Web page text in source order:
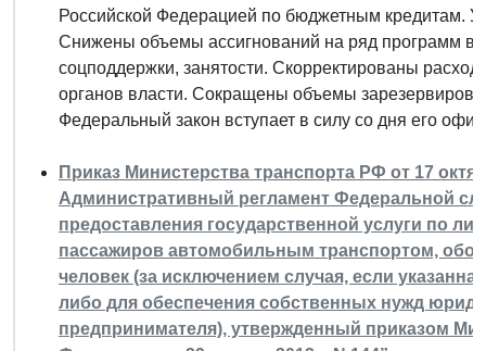
Российской Федерацией по бюджетным кредитам.
Снижены объемы ассигнований на ряд программ в
соцподдержки, занятости. Скорректированы
органов власти. Сокращены объемы
Федеральный закон вступает в силу со дня его
Приказ Министерства транспорта РФ от 17
Административный регламент Федеральной
предоставления государственной услуги по
пассажиров автомобильным транспортом,
человек (за исключением случая, если
либо для обеспечения собственных нужд
предпринимателя), утвержденный приказом